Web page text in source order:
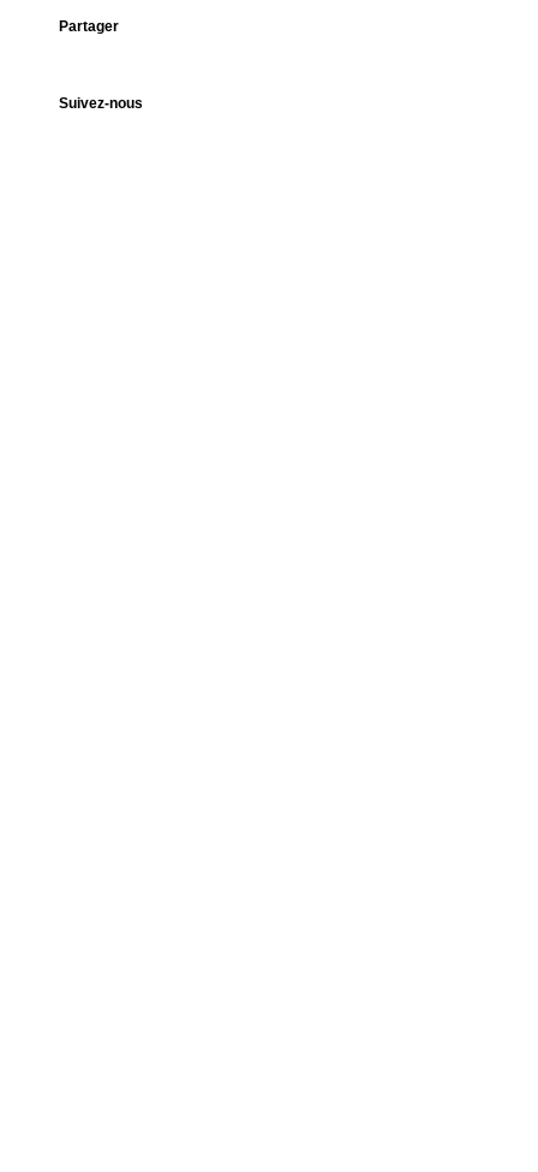
Partager
Suivez-nous